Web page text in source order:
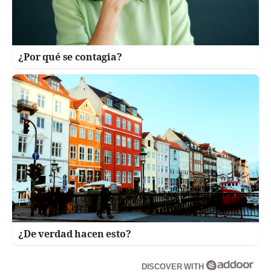
¿Por qué se contagia?
¿De verdad hacen esto?
DISCOVER WITH